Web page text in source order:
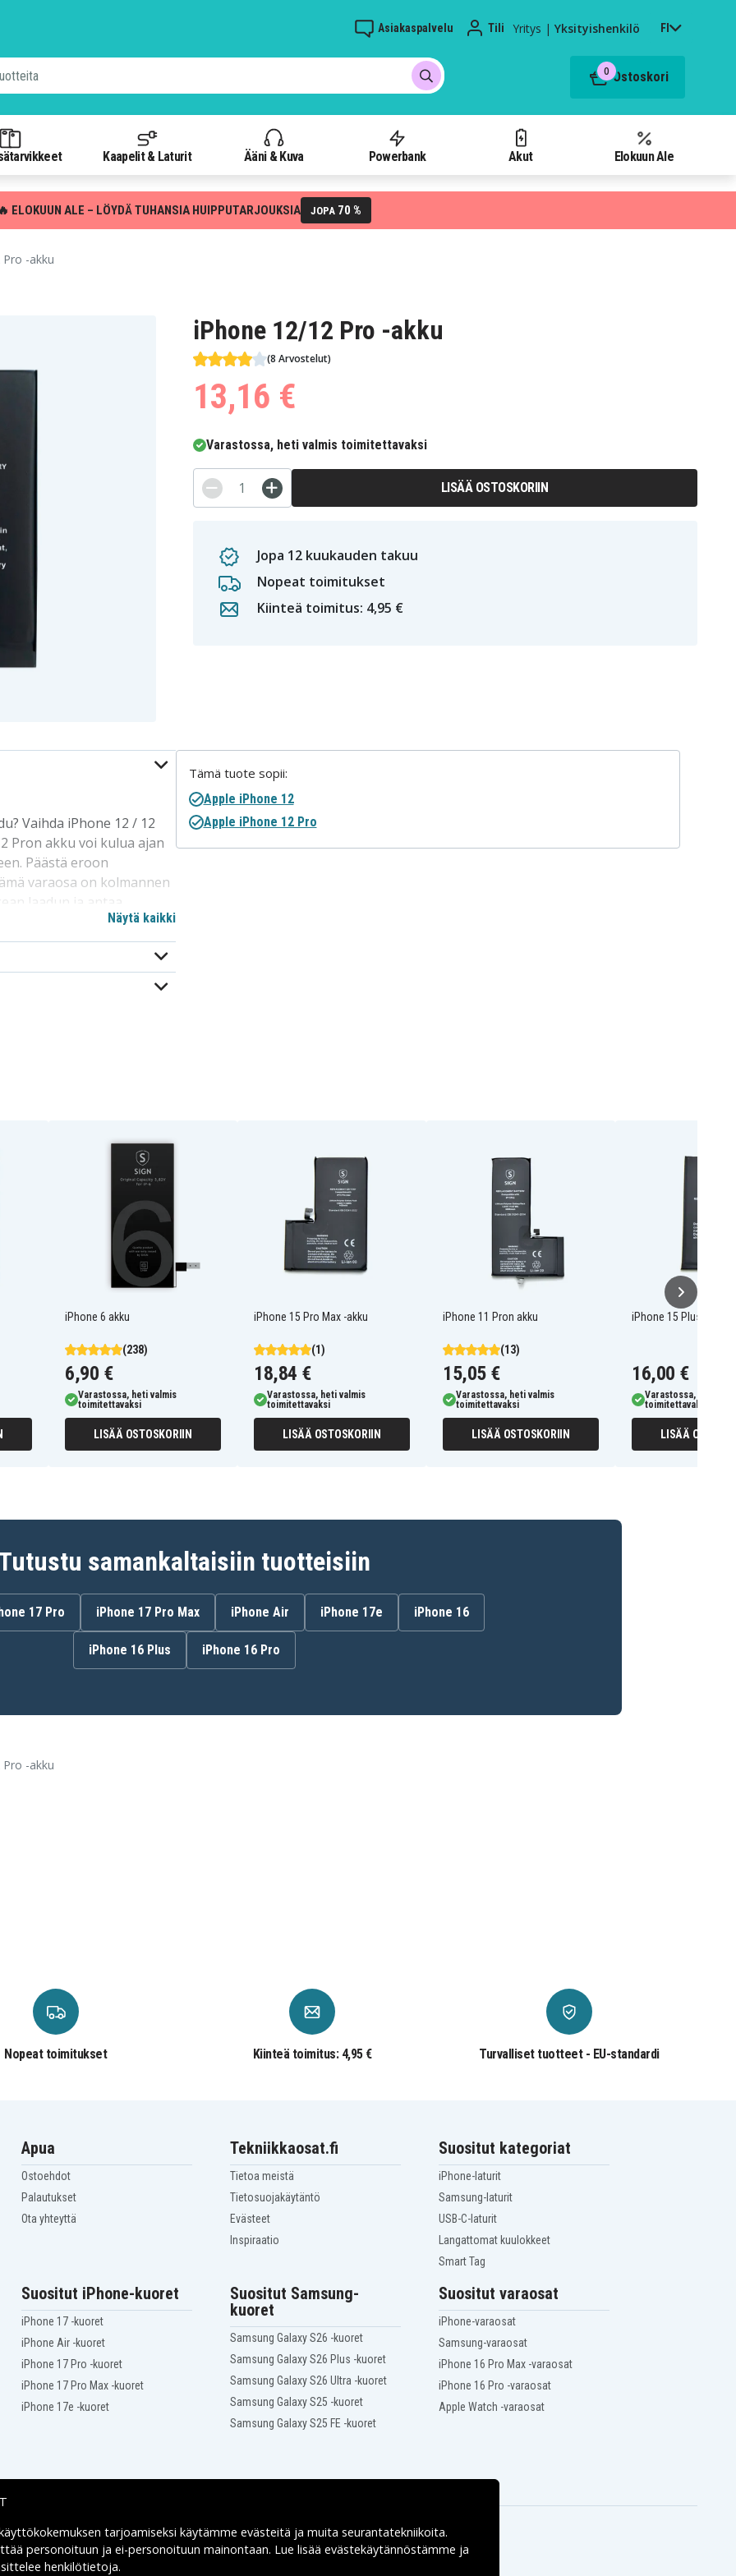
Asiakaspalvelu Tili Yritys | Yksityishenkilö FI
0 Ostoskori
Kaapelit & Laturit Ääni & Kuva Powerbank Akut Elokuun Ale
ELOKUUN ALE – LÖYDÄ TUHANSIA HUIPPUTARJOUKSIA JOPA 70 %
-akku
iPhone 12/12 Pro -akku
(8 Arvostelut)
13,16 €
Varastossa, heti valmis toimitettavaksi
LISÄÄ OSTOSKORIIN
Jopa 12 kuukauden takuu
Nopeat toimitukset
Kiinteä toimitus: 4,95 €
Vaihda iPhone 12 / 12
Pron akku voi kulua ajan
Päästä eroon
varaosa on kolmannen
laadun ja antaa
kustannukset, vaihda
kuntoon. IPhone
siellä on hyödyllisiä
Näytä kaikki
Tämä tuote sopii:
Apple iPhone 12
Apple iPhone 12 Pro
iPhone 6 akku
(238)
6,90 €
Varastossa, heti valmis
toimitettavaksi
LISÄÄ OSTOSKORIIN
iPhone 15 Pro Max -akku
(1)
18,84 €
Varastossa, heti valmis
toimitettavaksi
LISÄÄ OSTOSKORIIN
iPhone 11 Pron akku
(13)
15,05 €
Varastossa, heti valmis
toimitettavaksi
LISÄÄ OSTOSKORIIN
iPhone 15 Plus akku
16,00 €
Varastossa, heti
toimitettavaksi
LISÄÄ
samankaltaisiin tuotteisiin
17 Pro iPhone 17 Pro Max iPhone Air iPhone 17e iPhone 16
iPhone 16 Plus iPhone 16 Pro
-akku
Nopeat toimitukset Kiinteä toimitus: 4,95 € Turvalliset tuotteet - EU-standardi
Apua
Ostoehdot
Palautukset
Ota yhteyttä
Tekniikkaosat.fi
Tietoa meistä
Tietosuojakäytäntö
Evästeet
Inspiraatio
Suositut kategoriat
iPhone-laturit
Samsung-laturit
USB-C-laturit
Langattomat kuulokkeet
Smart Tag
Suositut iPhone-kuoret
iPhone 17 -kuoret
iPhone Air -kuoret
iPhone 17 Pro -kuoret
iPhone 17 Pro Max -kuoret
iPhone 17e -kuoret
Suositut Samsung-
kuoret
Samsung Galaxy S26 -kuoret
Samsung Galaxy S26 Plus -kuoret
Samsung Galaxy S26 Ultra -kuoret
Samsung Galaxy S25 -kuoret
Samsung Galaxy S25 FE -kuoret
Suositut varaosat
iPhone-varaosat
Samsung-varaosat
iPhone 16 Pro Max -varaosat
iPhone 16 Pro -varaosat
Apple Watch -varaosat
Toimitusvaihtoehdottarjoamiseksi käytämme evästeitä ja muita seurantatekniikoita.
personoituun ja ei-personoituun mainontaan. Lue lisää evästekäytännöstämme ja
henkilötietoja.